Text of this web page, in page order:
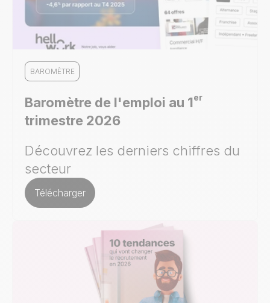
BAROMÈTRE
Baromètre de l'emploi au 1er
trimestre 2026
Découvrez les derniers chiffres du
secteur
Télécharger